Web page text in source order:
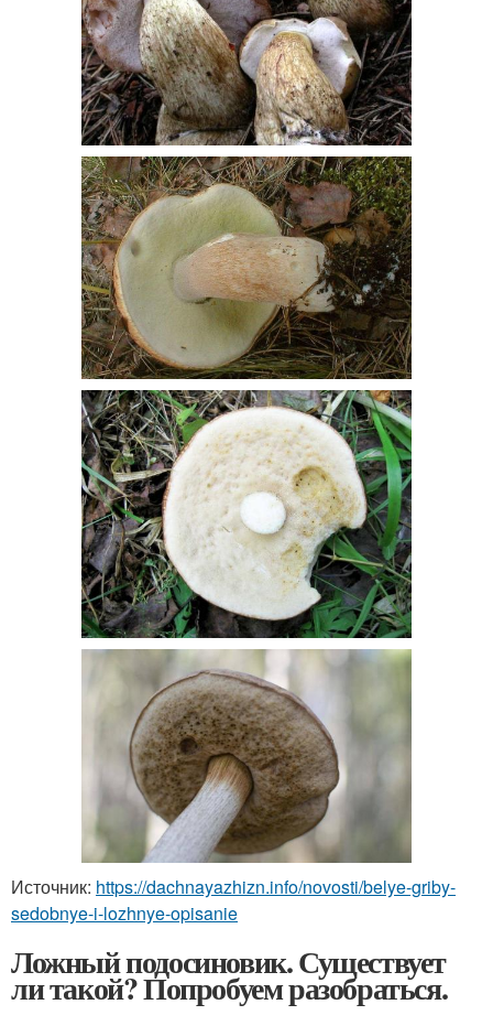
Источник: https://dachnayazhizn.info/novosti/belye-griby-
sedobnye-i-lozhnye-opisanie
Ложный подосиновик. Существует
ли такой? Попробуем разобраться.